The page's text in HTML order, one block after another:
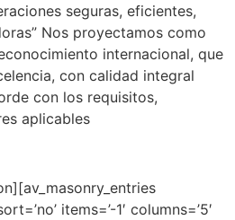
seguras, eficientes,
Nos proyectamos como
internacional, que
con calidad integral
con los requisitos,
aplicables
items=’-1′ columns=’5′